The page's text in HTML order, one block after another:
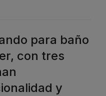
para baño
con tres
y